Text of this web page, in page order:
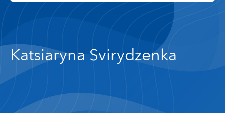
Katsiaryna Svirydzenka